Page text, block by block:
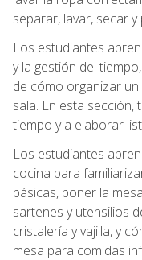
separar, lavar, secar y
Los estudiantes
y la gestión del
de cómo organizar
sala. En esta
tiempo y a elaborar
Los estudiantes
cocina para
básicas, poner la
sartenes y utensilios
cristalería y vajilla, y
mesa para comidas